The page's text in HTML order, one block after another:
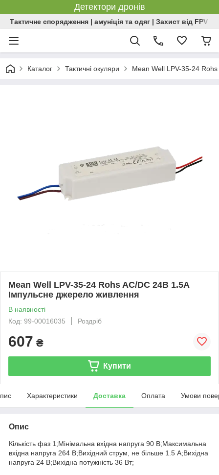
Детектори дронів
Тактичне спорядження | амуніція та одяг | Захист від FPV |
Каталог Тактичні окуляри Mean Well LPV-35-24
Mean Well LPV-35-24 Rohs AC/DC 24В 1.5А
Імпульсне джерело живлення
В наявності
Код: 99-00016035
Роздріб
607 ₴
Купити
Характеристики Доставка Оплата Умови
Опис
Кількість фаз 1;Мінімальна вхідна напруга 90 В;Максимальна
вхідна напруга 264 В;Вихідний струм, не більше 1.5 А;Вихідна
напруга 24 В;Вихідна потужність 36 Вт;